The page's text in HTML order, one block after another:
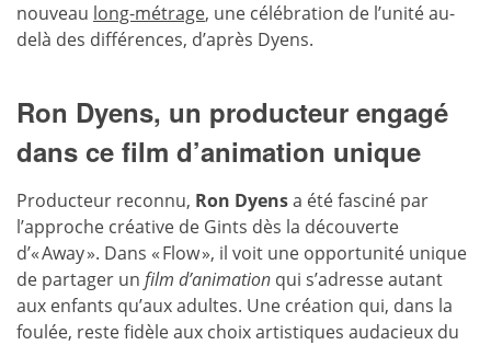
nouveau long-métrage, une célébration de l’unité au-
delà des différences, d’après Dyens.
Ron Dyens, un producteur engagé
dans ce film d’animation unique
Producteur reconnu, Ron Dyensa été fasciné par
l’approche créative de Gints dès la découverte
d’« Away ». Dans « Flow », il voit une opportunité unique
de partager un film d’animation qui s’adresse autant
aux enfants qu’aux adultes. Une création qui, dans la
foulée, reste fidèle aux choix artistiques audacieux du